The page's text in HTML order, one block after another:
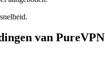
van PureVPN